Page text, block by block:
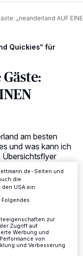
„neanderland AUF
Quickies“ für
am besten
und was kann ich
Übersichtsflyer
neugierig auf
Stellen
auf
eindeutige
von OK aktivieren Sie
Partner
Inhalte und
für Sie. Sie können
Sie auf den Link
der Webseite klicken.
Weitere
Seiten und
die
USA ein.
zur
Zugriff auf
Werbung und
von
und Verbesserung